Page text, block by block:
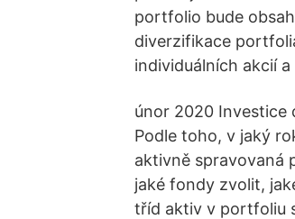
portfolio bude
diverzifikace
individuálních akcií
únor 2020 Investice
Podle toho, v jaký
aktivně spravovaná
jaké fondy zvolit,
tříd aktiv v portfoliu